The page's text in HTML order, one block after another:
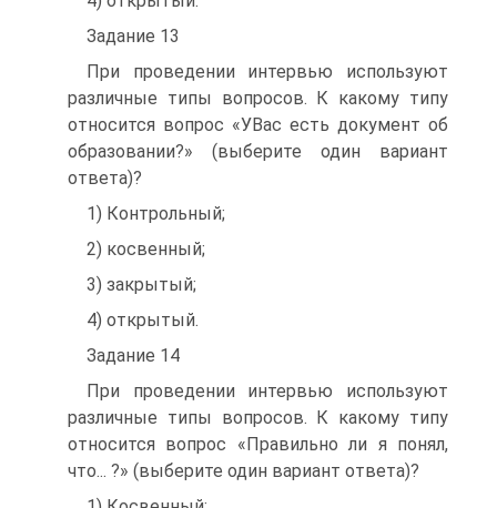
Задание 13
При проведении интервью используют
различные типы вопросов. К какому типу
относится вопрос «УВас есть документ об
образовании?» (выберите один вариант
ответа)?
1) Контрольный;
2) косвенный;
3) закрытый;
4) открытый.
Задание 14
При проведении интервью используют
различные типы вопросов. К какому типу
относится вопрос «Правильно ли я понял,
что... ?» (выберите один вариант ответа)?